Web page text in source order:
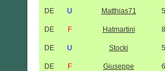
DE U Matthias71
DE F Hatmartini
DE U Stocki
DE F Giuseppe